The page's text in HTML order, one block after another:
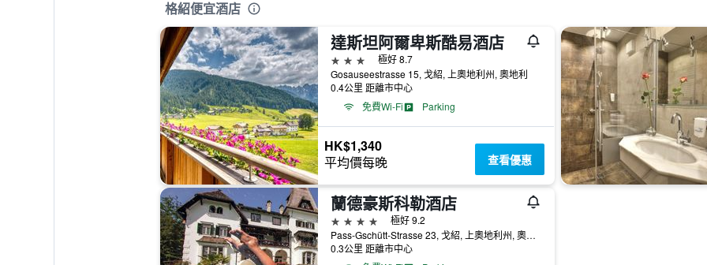
格紹便宜酒店
達斯坦阿爾卑斯酷易酒店
3星級
極好 8.7
Gosauseestrasse 15, 戈紹, 上奧地利州, 奧地利
0.4公里 距離市中心
免費Wi-Fi
Parking
HK$1,340
平均價每晚 查看優惠
蘭德豪斯科勒酒店
4星級
極好 9.2
Pass-Gschütt-Strasse 23, 戈紹, 上奧地利州, 奧地利
0.3公里 距離市中心